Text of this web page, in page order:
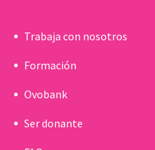
Trabaja con nosotros
Formación
Ovobank
Ser donante